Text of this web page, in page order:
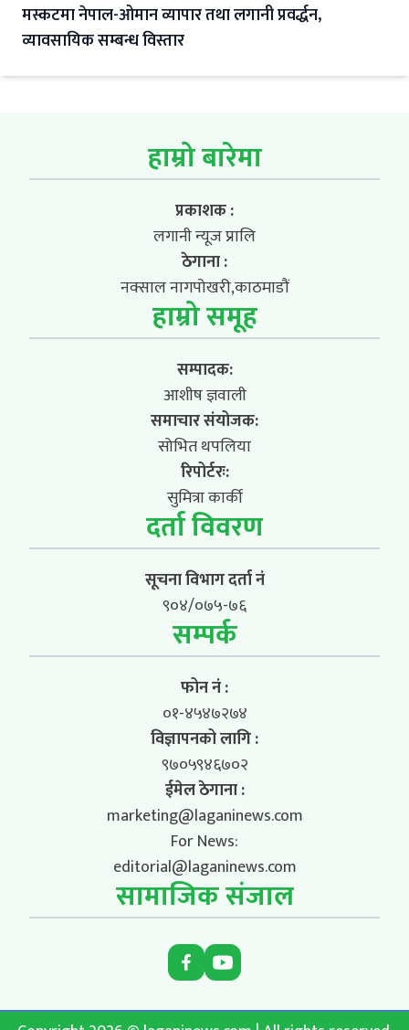
मस्कटमा नेपाल-ओमान व्यापार तथा लगानी प्रवर्द्धन,
व्यावसायिक सम्बन्ध विस्तार
हाम्रो बारेमा
प्रकाशक :
लगानी न्यूज प्रालि
ठेगाना :
नक्साल नागपोखरी,काठमाडौं
हाम्रो समूह
सम्पादक:
आशीष ज्ञवाली
समाचार संयोजक:
सोभित थपलिया
रिपोर्टरः:
सुमित्रा कार्की
दर्ता विवरण
सूचना विभाग दर्ता नं
९०४/०७५-७६
सम्पर्क
फोन नं :
०१-४५४७२७४
विज्ञापनको लागि :
९७०५९४६७०२
ईमेल ठेगाना :
marketing@laganinews.com
For News:
editorial@laganinews.com
सामाजिक संजाल